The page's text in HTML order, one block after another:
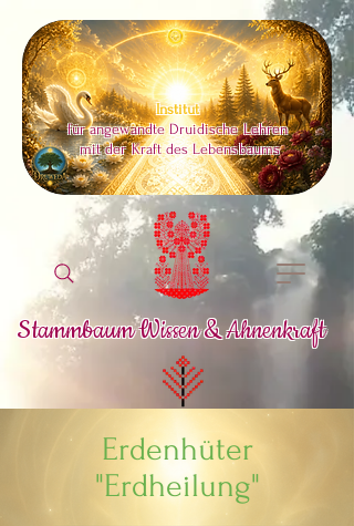
Institut
für angewandte Druidische Lehren
mit der Kraft des Lebensbaums
Stammbaum Wissen & Ahnenkraft
Erdenhüter
"Erdheilung"